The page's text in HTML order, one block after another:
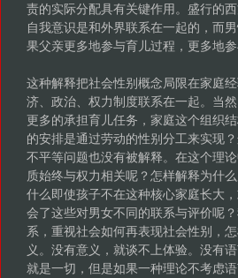
责的实际分配具有关键作用。盛行的
自我意识是和外界联系在一起的，而
果父亲更多地参与育儿过程，更多地
这种解释把社会性别概念局限在家庭
济、政治、权力制度联系在一起。当
更多的承担育儿任务，家庭这个组织
的安排是通过劳动的性别分工来实现
不平等问题也没有被解释。在这个理
质始终与权力相关呢？怎样解释为什
什么即使孩子不在这种核心家庭长大
会了这些对男女不同的联系与评价呢
系，重视社会如何再表现社会性别，
义。没有意义，就谈不上体验。没有
就是一切，但是如果一种理论不考虑